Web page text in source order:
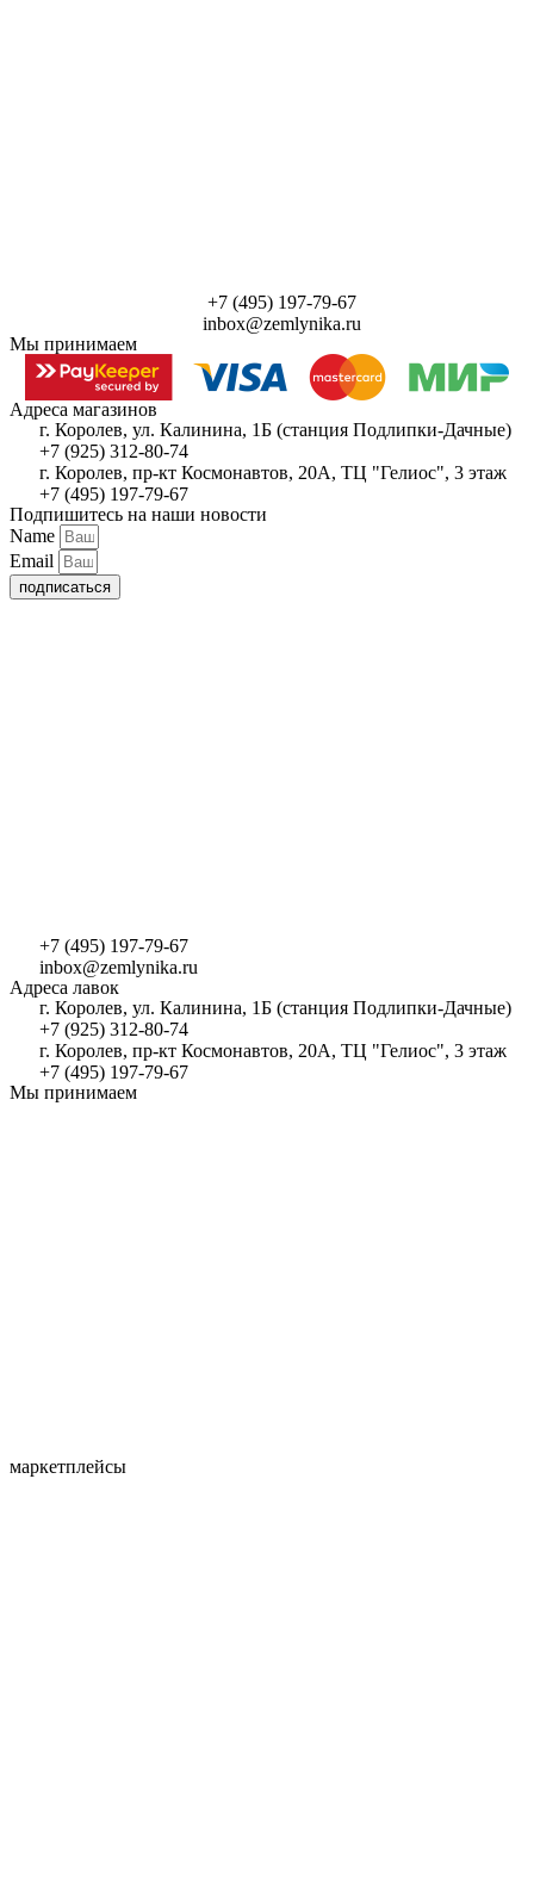
+7 (495) 197-79-67
inbox@zemlynika.ru
Мы принимаем
Адреса магазинов
г. Королев, ул. Калинина, 1Б (станция Подлипки-Дачные)
+7 (925) 312-80-74
г. Королев, пр-кт Космонавтов, 20А, ТЦ "Гелиос", 3 этаж
+7 (495) 197-79-67
Подпишитесь на наши новости
Name
Email
подписаться
+7 (495) 197-79-67
inbox@zemlynika.ru
Адреса лавок
г. Королев, ул. Калинина, 1Б (станция Подлипки-Дачные)
+7 (925) 312-80-74
г. Королев, пр-кт Космонавтов, 20А, ТЦ "Гелиос", 3 этаж
+7 (495) 197-79-67
Мы принимаем
маркетплейсы